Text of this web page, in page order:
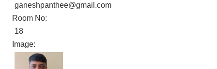
ganeshpanthee@gmail.com
Room No:
18
Image: